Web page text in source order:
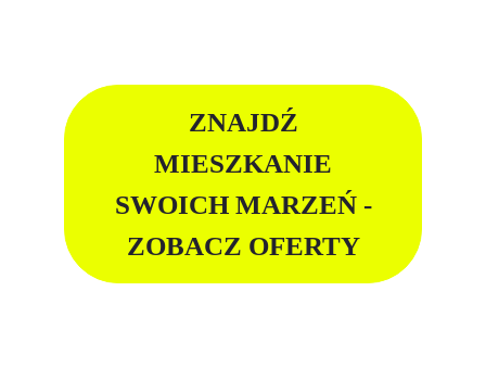
ZNAJDŹ
MIESZKANIE
SWOICH MARZEŃ -
ZOBACZ OFERTY